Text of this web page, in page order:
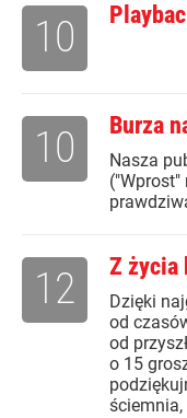
10
Burza
Nasza
("Wprost"
10
Z życia
Dzięki
od
od
o 15
ściemnia,
12